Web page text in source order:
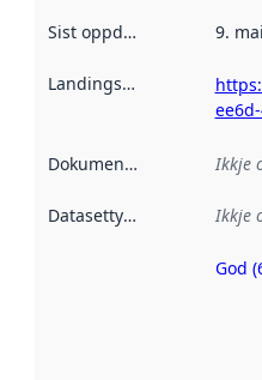
Sist oppdatert 9.
Landingsside
Dokumentasjon Ikkje
Datasettype Ikkje
God